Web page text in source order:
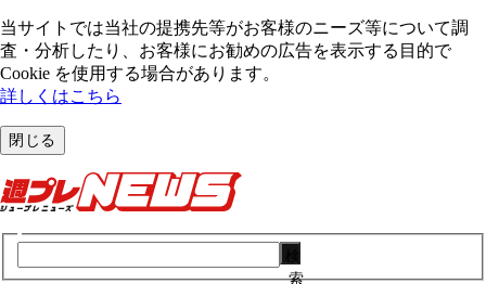
当サイトでは当社の提携先等がお客様のニーズ等について調
査・分析したり、お客様にお勧めの広告を表⽰する⽬的で
Cookie を使⽤する場合があります。
詳しくはこちら
閉じる
索